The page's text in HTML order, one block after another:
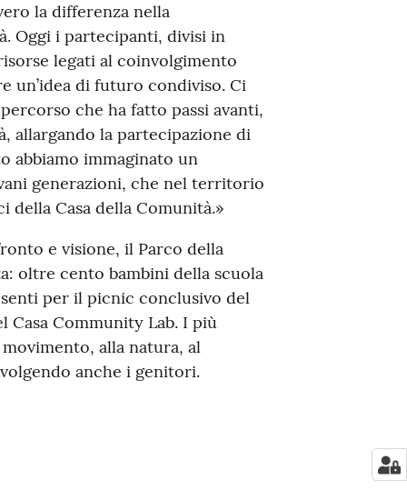
la differenza nella
Oggi i partecipanti, divisi in
legati al coinvolgimento
di futuro condiviso. Ci
che ha fatto passi avanti,
allargando la partecipazione di
abbiamo immaginato un
generazioni, che nel territorio
Casa della Comunità.»
e visione, il Parco della
oltre cento bambini della scuola
per il picnic conclusivo del
Casa Community Lab. I più
alla natura, al
anche i genitori.